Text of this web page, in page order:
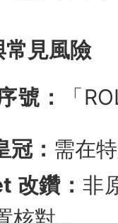
見風險
號：
「
： 需在
改鑽： 非
核對。